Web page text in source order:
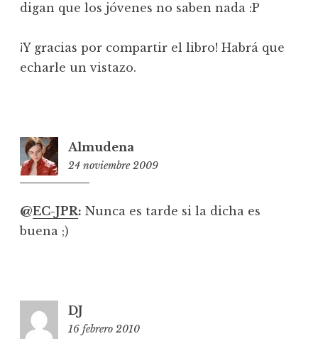
digan que los jóvenes no saben nada :P
¡Y gracias por compartir el libro! Habrá que
echarle un vistazo.
Almudena
24 noviembre 2009
@EC-JPR: Nunca es tarde si la dicha es
buena ;)
DJ
16 febrero 2010